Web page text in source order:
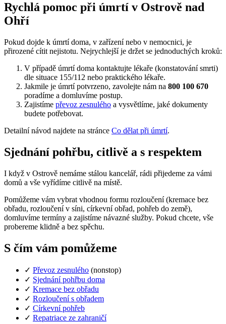
Rychlá pomoc při úmrtí v Ostrově nad
Ohří
Pokud dojde k úmrtí doma, v zařízení nebo v nemocnici, je
přirozené cítit nejistotu. Nejrychlejší je držet se jednoduchých kroků:
V případě úmrtí doma kontaktujte lékaře (konstatování smrti)
dle situace 155/112 nebo praktického lékaře.
Jakmile je úmrtí potvrzeno, zavolejte nám na 800 100 670
poradíme a domluvíme postup.
Zajistíme převoz zesnulého a vysvětlíme, jaké dokumenty
budete potřebovat.
Detailní návod najdete na stránce Co dělat při úmrtí.
Sjednání pohřbu, citlivě a s respektem
I když v Ostrově nemáme stálou kancelář, rádi přijedeme za vámi
domů a vše vyřídíme citlivě na místě.
Pomůžeme vám vybrat vhodnou formu rozloučení (kremace bez
obřadu, rozloučení v síni, církevní obřad, pohřeb do země),
domluvíme termíny a zajistíme návazné služby. Pokud chcete, vše
probereme klidně a bez spěchu.
S čím vám pomůžeme
✓ Převoz zesnulého (nonstop)
✓ Sjednání pohřbu doma
✓ Kremace bez obřadu
✓ Rozloučení s obřadem
✓ Církevní pohřeb
✓ Repatriace ze zahraničí